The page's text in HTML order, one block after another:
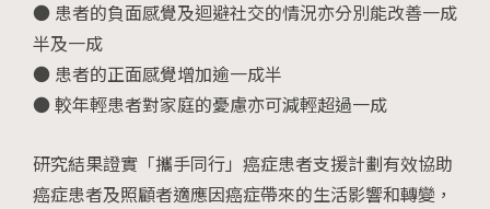
● 患者的負面感覺及迴避社交的情況亦分別能改善一成
半及一成
● 患者的正面感覺增加逾一成半
● 較年輕患者對家庭的憂慮亦可減輕超過一成
研究結果證實「攜手同行」癌症患者支援計劃有效協助
癌症患者及照顧者適應因癌症帶來的生活影響和轉變，